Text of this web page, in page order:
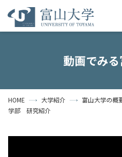
資料請求
寄附
受験生の方 地域・一
動画でみ
HOME 大学紹介 富山大学の概
学部 研究紹介